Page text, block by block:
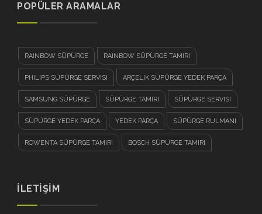
POPÜLER ARAMALAR
RAINBOW SÜPÜRGE RAINBOW SÜPÜRGE TAMIRI
PHILIPS SÜPÜRGE SERVISI ARÇELIK SÜPÜRGE YEDEK PARÇA
SAMSUNG SÜPÜRGE SÜPÜRGE TAMIRI SÜPÜRGE SERVISI
SÜPÜRGE YEDEK PARÇA YEDEK PARÇA SÜPÜRGE RULMANI
ROWENTA SÜPÜRGE TAMIRI BOSCH SÜPÜRGE TAMIRI
İLETİŞİM